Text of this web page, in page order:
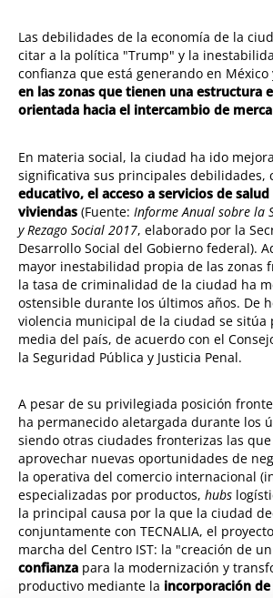
Las debilidades de la economía de la
citar a la política "Trump" y la
confianza que está generando en
en las zonas que tienen una estructura
orientada hacia el intercambio de
En materia social, la ciudad ha ido
significativa sus principales debilidades,
educativo, el acceso a servicios de
viviendas (Fuente: Informe Anual sobre la
y Rezago Social 2017, elaborado por la
Desarrollo Social del Gobierno federal).
mayor inestabilidad propia de las zonas
la tasa de criminalidad de la ciudad ha
ostensible durante los últimos años. De
violencia municipal de la ciudad se sitúa
media del país, de acuerdo con el
la Seguridad Pública y Justicia Penal.
A pesar de su privilegiada posición
ha permanecido aletargada durante los
siendo otras ciudades fronterizas las
aprovechar nuevas oportunidades de
la operativa del comercio internacional
especializadas por productos,hubs
la principal causa por la que la ciudad
conjuntamente con TECNALIA, el
marcha del Centro IST: la "creación de
confianza para la modernización y
productivo mediante la incorporación